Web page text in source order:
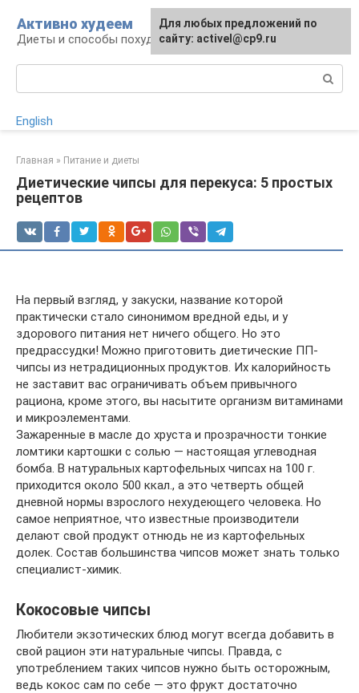
контенту
Активно худеем
Диеты и способы похудения
English
Главная » Питание и диеты
Диетические чипсы для перекуса: 5 простых
рецептов
На первый взгляд, у закуски, название которой
практически стало синонимом вредной еды, и у
здорового питания нет ничего общего. Но это
предрассудки! Можно приготовить диетические ПП-
чипсы из нетрадиционных продуктов. Их калорийность
не заставит вас ограничивать объем привычного
рациона, кроме этого, вы насытите организм витаминами
и микроэлементами.
Зажаренные в масле до хруста и прозрачности тонкие
ломтики картошки с солью — настоящая углеводная
бомба. В натуральных картофельных чипсах на 100 г.
приходится около 500 ккал., а это четверть общей
дневной нормы взрослого нехудеющего человека. Но
самое неприятное, что известные производители
делают свой продукт отнюдь не из картофельных
долек. Состав большинства чипсов может знать только
специалист-химик.
Кокосовые чипсы
Любители экзотических блюд могут всегда добавить в
свой рацион эти натуральные чипсы. Правда, с
употреблением таких чипсов нужно быть осторожным,
ведь кокос сам по себе — это фрукт достаточно
Для любых предложений по
сайту: activel@cp9.ru